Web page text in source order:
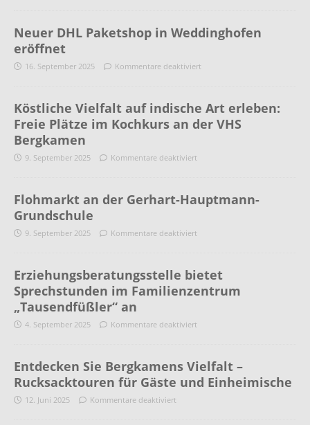
Neuer DHL Paketshop in Weddinghofen
eröffnet
16. September 2025 Kommentare deaktiviert
Köstliche Vielfalt auf indische Art erleben:
Freie Plätze im Kochkurs an der VHS
Bergkamen
9. September 2025 Kommentare deaktiviert
Flohmarkt an der Gerhart-Hauptmann-
Grundschule
9. September 2025 Kommentare deaktiviert
Erziehungsberatungsstelle bietet
Sprechstunden im Familienzentrum
„Tausendfüßler“ an
4. September 2025 Kommentare deaktiviert
Entdecken Sie Bergkamens Vielfalt –
Rucksacktouren für Gäste und Einheimische
12. Juni 2025 Kommentare deaktiviert